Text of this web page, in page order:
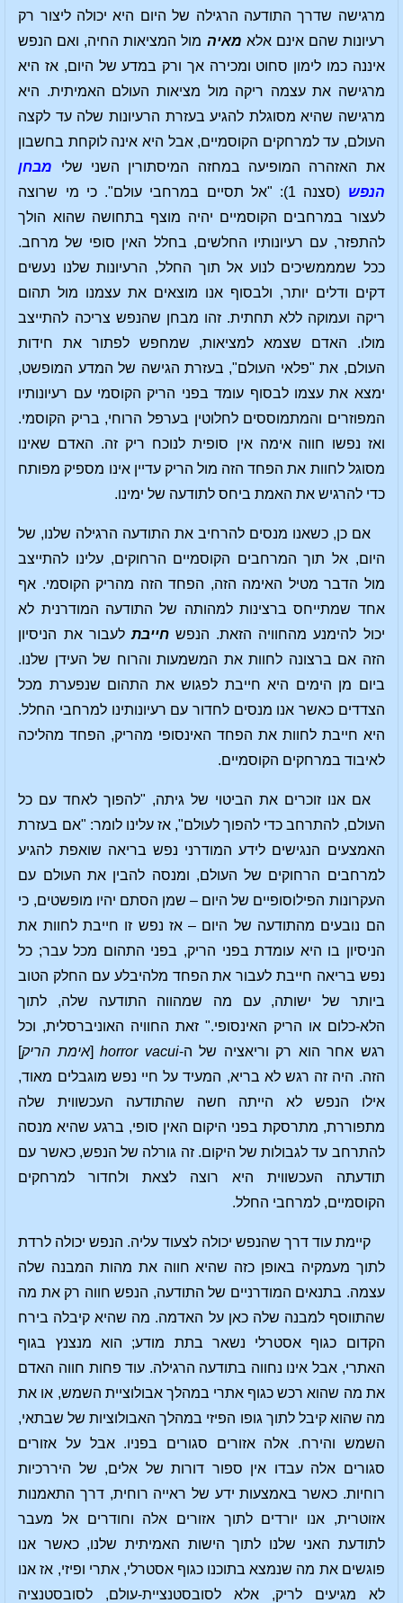
מרגישה שדרך התודעה הרגילה של היום היא יכולה ליצור רק
רעיונות שהם אינם אלא מאיה מול המציאות החיה, ואם הנפש
איננה כמו לימון סחוט ומכירה אך ורק במדע של היום, אז היא
מרגישה את עצמה ריקה מול מציאות העולם האמיתית. היא
מרגישה שהיא מסוגלת להגיע בעזרת הרעיונות שלה עד לקצה
העולם, עד למרחקים הקוסמיים, אבל היא אינה לוקחת בחשבון
את האזהרה המופיעה במחזה המיסתורין השני שלי מבחן
הנפש
(סצנה 1): "אל תסיים במרחבי עולם". כי מי שרוצה
לעצור במרחבים הקוסמיים יהיה מוצף בתחושה שהוא הולך
להתפזר, עם רעיונותיו החלשים, בחלל האין סופי של מרחב.
ככל שמממשיכים לנוע אל תוך החלל, הרעיונות שלנו נעשים
דקים ודלים יותר, ולבסוף אנו מוצאים את עצמנו מול תהום
ריקה ועמוקה ללא תחתית. זהו מבחן שהנפש צריכה להתייצב
מולו. האדם שצמא למציאות, שמחפש לפתור את חידות
העולם, את "פלאי העולם", בעזרת הגישה של המדע המופשט,
ימצא את עצמו לבסוף עומד בפני הריק הקוסמי עם רעיונותיו
המפוזרים והמתמוססים לחלוטין בערפל הרוחי, בריק הקוסמי.
ואז נפשו חווה אימה אין סופית לנוכח ריק זה. האדם שאינו
מסוגל לחוות את הפחד הזה מול הריק עדיין אינו מספיק מפותח
כדי להרגיש את האמת ביחס לתודעה של ימינו.
אם כן, כשאנו מנסים להרחיב את התודעה הרגילה שלנו, של
היום, אל תוך המרחבים הקוסמיים הרחוקים, עלינו להתייצב
מול הדבר מטיל האימה הזה, הפחד הזה מהריק הקוסמי. אף
אחד שמתייחס ברצינות למהותה של התודעה המודרנית לא
יכול להימנע מהחוויה הזאת. הנפשחייבת לעבור את הניסיון
הזה אם ברצונה לחוות את המשמעות והרוח של העידן שלנו.
ביום מן הימים היא חייבת לפגוש את התהום שנפערת מכל
הצדדים כאשר אנו מנסים לחדור עם רעיונותינו למרחבי החלל.
היא חייבת לחוות את הפחד האינסופי מהריק, הפחד מהליכה
לאיבוד במרחקים הקוסמיים.
אם אנו זוכרים את הביטוי של גיתה, "להפוך לאחד עם כל
העולם, להתרחב כדי להפוך לעולם", אז עלינו לומר: "אם בעזרת
האמצעים הנגישים לידע המודרני נפש בריאה שואפת להגיע
למרחבים הרחוקים של העולם, ומנסה להבין את העולם עם
העקרונות הפילוסופיים של היום – שמן הסתם יהיו מופשטים, כי
הם נובעים מהתודעה של היום – אז נפש זו חייבת לחוות את
הניסיון בו היא עומדת בפני הריק, בפני התהום מכל עבר; כל
נפש בריאה חייבת לעבור את הפחד מלהיבלע עם החלק הטוב
ביותר של ישותה, עם מה שמהווה התודעה שלה, לתוך
הלא-כלום או הריק האינסופי." זאת החוויה האוניברסלית, וכל
רגש אחר הוא רק וריאציה של ה-horror vacui
[אימת הריק]
הזה. היה זה רגש לא בריא, המעיד על חיי נפש מוגבלים מאוד,
אילו הנפש לא הייתה חשה שהתודעה העכשווית שלה
מתפוררת, מתרסקת בפני היקום האין סופי, ברגע שהיא מנסה
להתרחב עד לגבולות של היקום. זה גורלה של הנפש, כאשר עם
תודעתה העכשווית היא רוצה לצאת ולחדור למרחקים
הקוסמיים, למרחבי החלל.
קיימת עוד דרך שהנפש יכולה לצעוד עליה. הנפש יכולה לרדת
לתוך מעמקיה באופן כזה שהיא חווה את מהות המבנה שלה
עצמה. בתנאים המודרניים של התודעה, הנפש חווה רק את מה
שהתווסף למבנה שלה כאן על האדמה. מה שהיא קיבלה בירח
הקדום כגוף אסטרלי נשאר בתת מודע; הוא מנצנץ בגוף
האתרי, אבל אינו נחווה בתודעה הרגילה. עוד פחות חווה האדם
את מה שהוא רכש כגוף אתרי במהלך אבולוציית השמש, או את
מה שהוא קיבל לתוך גופו הפיזי במהלך האבולוציות של שבתאי,
השמש והירח. אלה אזורים סגורים בפניו. אבל על אזורים
סגורים אלה עבדו אין ספור דורות של אלים, של היררכיות
רוחיות. כאשר באמצעות ידע של ראייה רוחית, דרך התאמנות
אזוטרית, אנו יורדים לתוך אזורים אלה וחודרים אל מעבר
לתודעת האני שלנו לתוך הישות האמיתית שלנו, כאשר אנו
פוגשים את מה שנמצא בתוכנו כגוף אסטרלי, אתרי ופיזי, אז אנו
לא מגיעים לריק, אלא לסובסטנציית-עולם, לסובסטנציה